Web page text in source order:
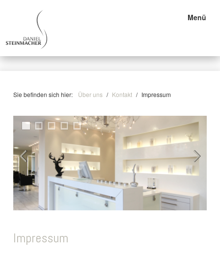
Menü
Sie befinden sich hier: Über uns / Kontakt / Impressum
Impressum